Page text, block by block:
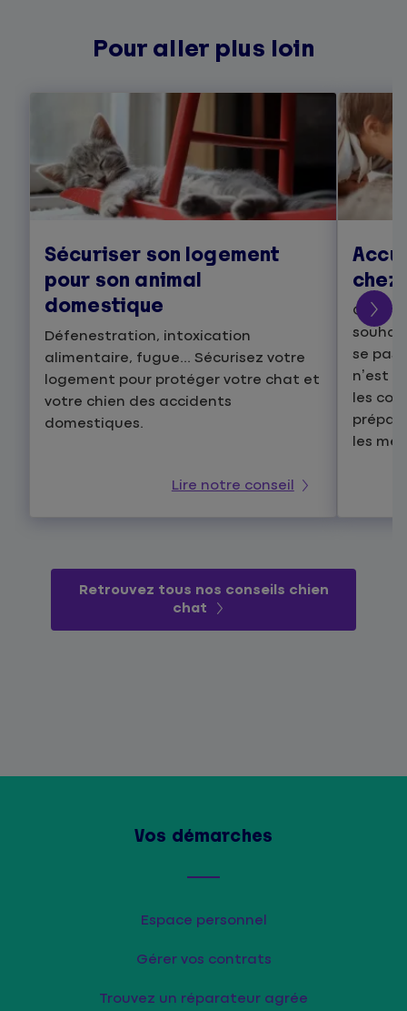
Pour aller plus loin
Sécuriser son logement
pour son animal
domestique
Défenestration, intoxication
alimentaire, fugue... Sécurisez votre
logement pour protéger votre chat et
votre chien des accidents
domestiques.
Lire notre conseil
chez
Quand
se
n’est
les
les
Retrouvez tous nos conseils chien
chat
Vos démarches
Espace personnel
Gérer vos contrats
Trouvez un réparateur agrée